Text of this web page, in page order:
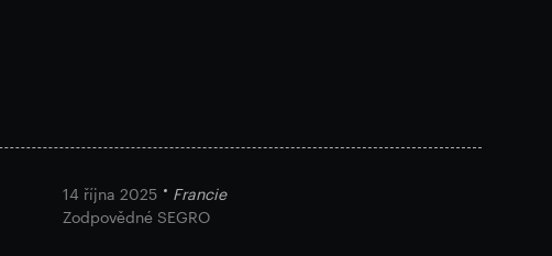
14 října 2025
Francie
Zodpovědné SEGRO